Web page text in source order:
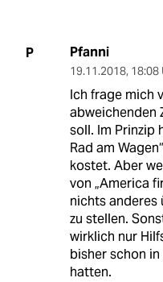
P Pfanni
19.11.2018, 18:08
Ich frage mich
abweichenden
soll. Im Prinzip
Rad am
kostet. Aber
von „America
nichts anderes
zu stellen.
wirklich nur
bisher schon
hatten.